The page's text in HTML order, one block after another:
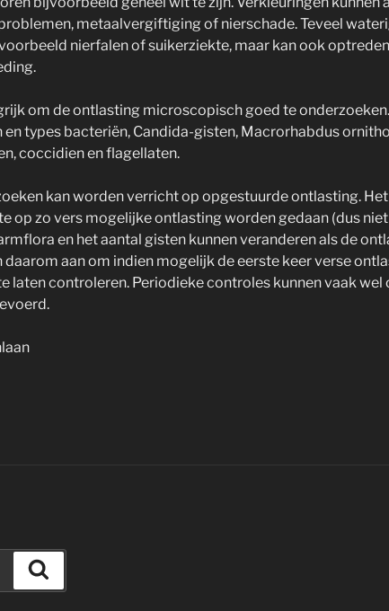
metaalvergiftiging of nierschade. Teveel
nierfalen of suikerziekte, maar kan ook
om de ontlasting microscopisch goed te
en types bacteriën, Candida-gisten, Macrorhabdus
coccidien en flagellaten.
kan worden verricht op opgestuurde ontlasting.
op zo vers mogelijke ontlasting worden gedaan (dus
en het aantal gisten kunnen veranderen als de
daarom aan om indien mogelijk de eerste keer verse
laten controleren. Periodieke controles kunnen vaak